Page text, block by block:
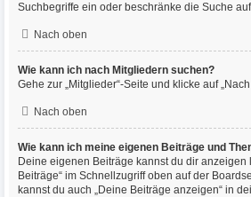
Suchbegriffe ein oder beschränke die Suche
Nach oben
Wie kann ich nach Mitgliedern suchen?
Gehe zur „Mitglieder“-Seite und klicke auf
Nach oben
Wie kann ich meine eigenen Beiträge und
Deine eigenen Beiträge kannst du dir anzeigen
Beiträge“ im Schnellzugriff oben auf der
kannst du auch „Deine Beiträge anzeigen“ in